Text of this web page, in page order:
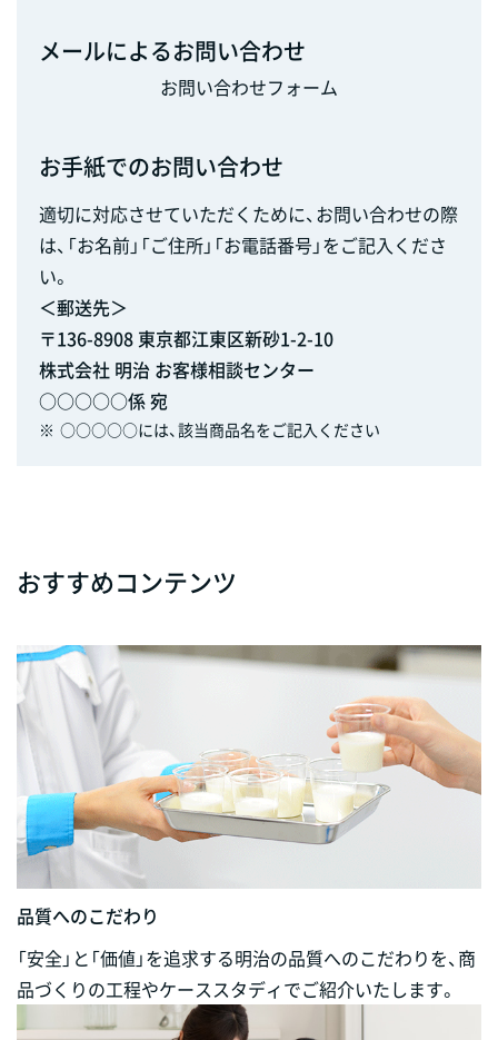
メールによるお問い合わせ
お問い合わせフォーム
お手紙でのお問い合わせ
適切に対応させていただくために、お問い合わせの際
は、「お名前」「ご住所」「お電話番号」をご記入くださ
い。
＜郵送先＞
〒136-8908 東京都江東区新砂1-2-10
株式会社 明治 お客様相談センター
○○○○○係 宛
※ ○○○○○には、該当商品名をご記入ください
おすすめコンテンツ
品質へのこだわり
「安全」と「価値」を追求する明治の品質へのこだわりを、商
品づくりの工程やケーススタディでご紹介いたします。